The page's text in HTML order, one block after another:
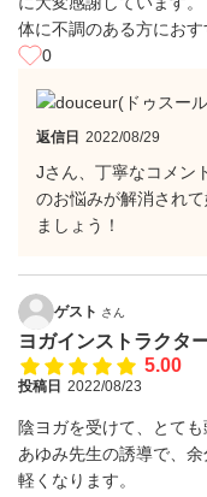
体に不調のある方におす
0
返信日 2022/08/29
Jさん、丁寧なコメン
のお悩みが解消され
ましょう！
ゲスト さん
ヨガインストラクタ
5.00
投稿日 2022/08/23
陰ヨガを受けて、とて
あゆみ先生の誘導で、
軽くなります。